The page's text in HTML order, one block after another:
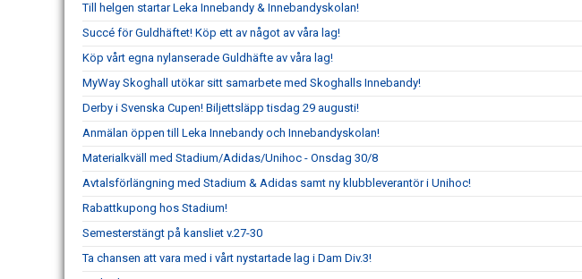
Till helgen startar Leka Innebandy & Innebandyskolan!
Succé för Guldhäftet! Köp ett av något av våra lag!
Köp vårt egna nylanserade Guldhäfte av våra lag!
MyWay Skoghall utökar sitt samarbete med Skoghalls Innebandy!
Derby i Svenska Cupen! Biljettsläpp tisdag 29 augusti!
Anmälan öppen till Leka Innebandy och Innebandyskolan!
Materialkväll med Stadium/Adidas/Unihoc - Onsdag 30/8
Avtalsförlängning med Stadium & Adidas samt ny klubbleverantör i Unihoc!
Rabattkupong hos Stadium!
Semesterstängt på kansliet v.27-30
Ta chansen att vara med i vårt nystartade lag i Dam Div.3!